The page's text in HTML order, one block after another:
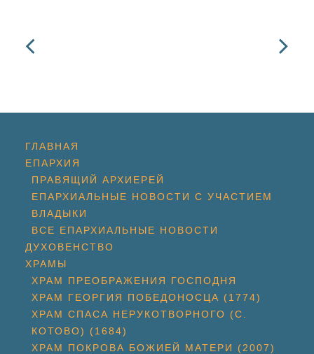
ГЛАВНАЯ
ЕПАРХИЯ
ПРАВЯЩИЙ АРХИЕРЕЙ
ЕПАРХИАЛЬНЫЕ НОВОСТИ С УЧАСТИЕМ
ВЛАДЫКИ
ВСЕ ЕПАРХИАЛЬНЫЕ НОВОСТИ
ДУХОВЕНСТВО
ХРАМЫ
ХРАМ ПРЕОБРАЖЕНИЯ ГОСПОДНЯ
ХРАМ ГЕОРГИЯ ПОБЕДОНОСЦА (1774)
ХРАМ СПАСА НЕРУКОТВОРНОГО (С.
КОТОВО) (1684)
ХРАМ ПОКРОВА БОЖИЕЙ МАТЕРИ (2007)